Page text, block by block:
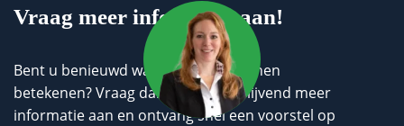
Vraag meer informatie aan!
Bent u benieuwd wat wij voor u kunnen
betekenen? Vraag dan geheel vrijblijvend meer
informatie aan en ontvang snel een voorstel op